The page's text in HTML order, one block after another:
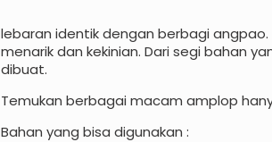
lebaran identik dengan berbagi
menarik dan kekinian. Dari segi bahan
dibuat.
Temukan berbagai macam amplop
Bahan yang bisa digunakan :